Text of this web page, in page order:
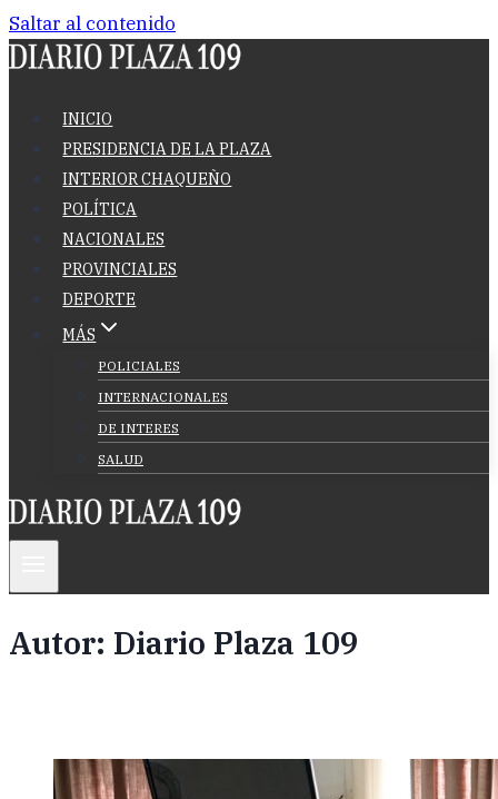
Saltar al contenido
INICIO
PRESIDENCIA DE LA PLAZA
INTERIOR CHAQUEÑO
POLÍTICA
NACIONALES
PROVINCIALES
DEPORTE
MÁS
POLICIALES
INTERNACIONALES
DE INTERES
SALUD
Autor: Diario Plaza 109